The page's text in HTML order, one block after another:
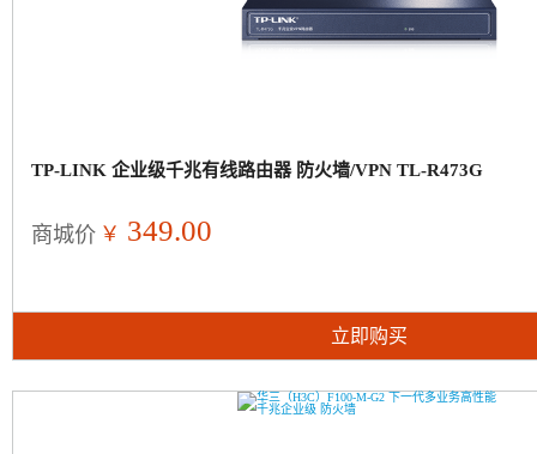
TP-LINK 企业级千兆有线路由器 防火墙/VPN TL-R473G
商城价 ￥ 349.00
立即购买